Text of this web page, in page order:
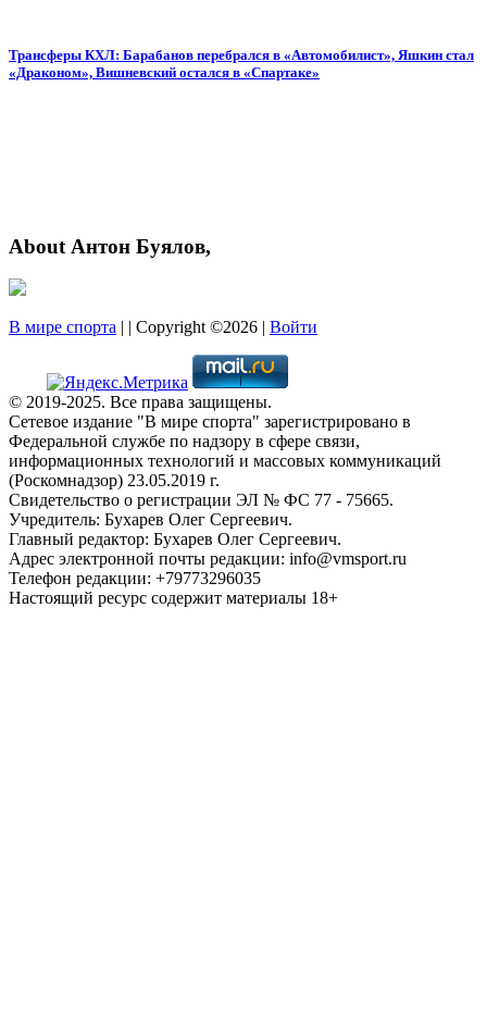
Трансферы КХЛ: Барабанов перебрался в «Автомобилист», Яшкин стал
«Драконом», Вишневский остался в «Спартаке»
About Антон Буялов,
В мире спорта | | Copyright ©2026 | Войти
© 2019-2025. Все права защищены.
Сетевое издание "В мире спорта" зарегистрировано в
Федеральной службе по надзору в сфере связи,
информационных технологий и массовых коммуникаций
(Роскомнадзор) 23.05.2019 г.
Свидетельство о регистрации ЭЛ № ФС 77 - 75665.
Учредитель: Бухарев Олег Сергеевич.
Главный редактор: Бухарев Олег Сергеевич.
Адрес электронной почты редакции: info@vmsport.ru
Телефон редакции: +79773296035
Настоящий ресурс содержит материалы 18+